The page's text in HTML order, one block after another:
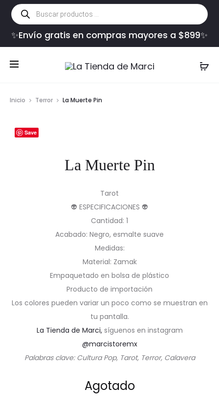
Búsqueda
de
productos
✨Envío gratis en compras mayores a $899✨
Inicio Terror La Muerte Pin
Save
La Muerte Pin
Tarot
👽 ESPECIFICACIONES 👽
Cantidad: 1
Acabado: Negro, esmalte suave
Medidas:
Material: Zamak
Empaquetado en bolsa de plástico
Producto de importación
Los colores pueden variar un poco como se muestran en
tu pantalla.
La Tienda de Marci, síguenos en instagram
@marcistoremx
Palabras clave: Cultura Pop, Tarot, Terror, Calavera
Agotado